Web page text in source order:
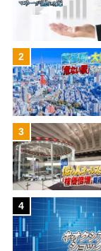
2
3
4